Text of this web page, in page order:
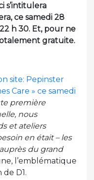
s’intitulera
ce samedi 28
h 30. Et, pour ne
gratuite.
site: Pepinster
Care » ce samedi
première
nous
et ateliers
en était – les
du grand
l’emblématique
D1.